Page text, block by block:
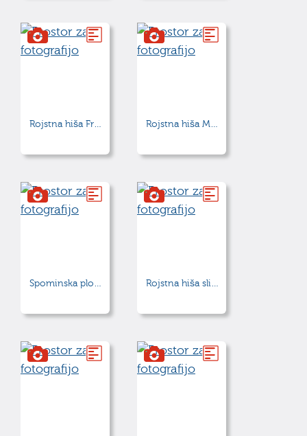
Rojstna hiša Frana Albrehta Rojstna hiša Marije Vere
Spominska plošča Josipu Brozu Titu Rojstna hiša slikarjev Koželj